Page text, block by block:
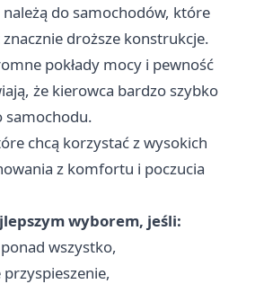
należą do samochodów, które
droższe konstrukcje.
pokłady mocy i pewność
że kierowca bardzo szybko
samochodu.
chcą korzystać z wysokich
z komfortu i poczucia
wyborem, jeśli:
wszystko,
przyspieszenie,